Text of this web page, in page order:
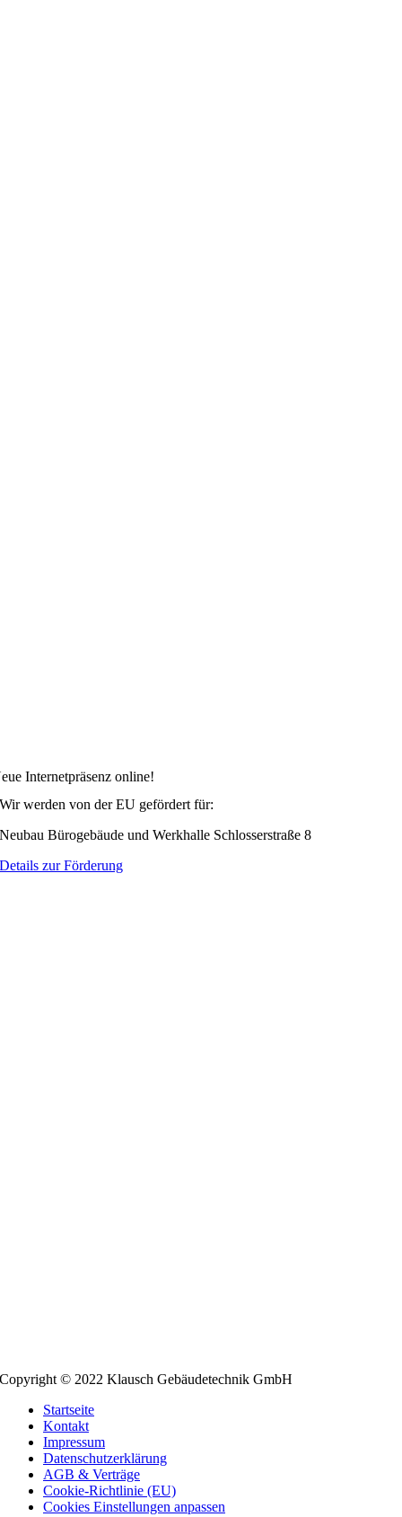
Internetpräsenz online!
Wir werden von der EU gefördert für:
Neubau Bürogebäude und Werkhalle Schlosserstraße 8
Details zur Förderung
Copyright © 2022 Klausch Gebäudetechnik GmbH
Startseite
Kontakt
Impressum
Datenschutzerklärung
AGB & Verträge
Cookie-Richtlinie (EU)
Cookies Einstellungen anpassen